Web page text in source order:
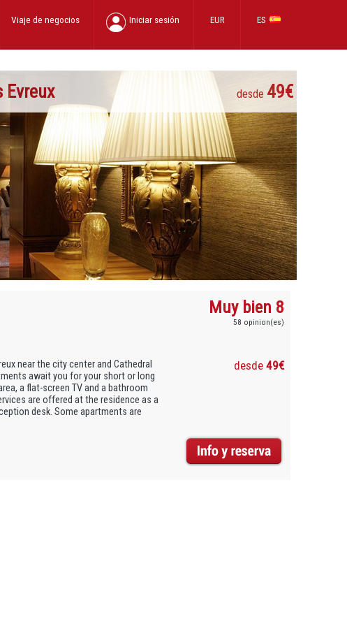
ES
EUR
Iniciar sesión
Viaje de negocios
Evreux desde 49€
Muy bien 8
58 opinion(es)
near the city center and Cathedral
await you for your short or long
a flat-screen TV and a bathroom
are offered at the residence as a
desk. Some apartments are
desde49€